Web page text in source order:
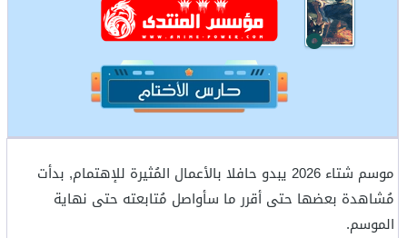
موسم شتاء 2026 يبدو حافلا بالأعمال المُثيرة للإهتمام, بدأت
مُشاهدة بعضها حتى أقرر ما سأواصل مُتابعته حتى نهاية
الموسم.